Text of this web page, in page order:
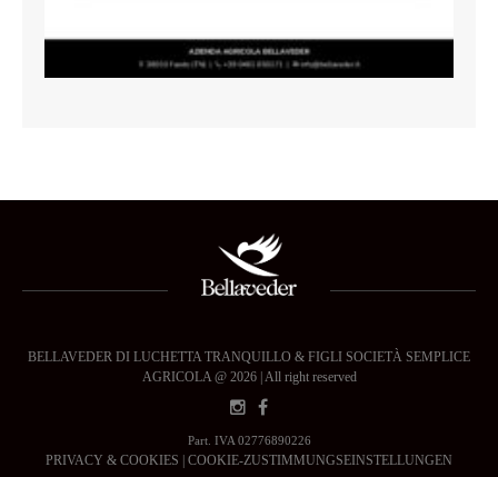
BELLAVEDER DI LUCHETTA TRANQUILLO & FIGLI SOCIETÀ SEMPLICE
AGRICOLA @ 2026 | All right reserved
Part. IVA 02776890226
PRIVACY & COOKIES | COOKIE-ZUSTIMMUNGSEINSTELLUNGEN